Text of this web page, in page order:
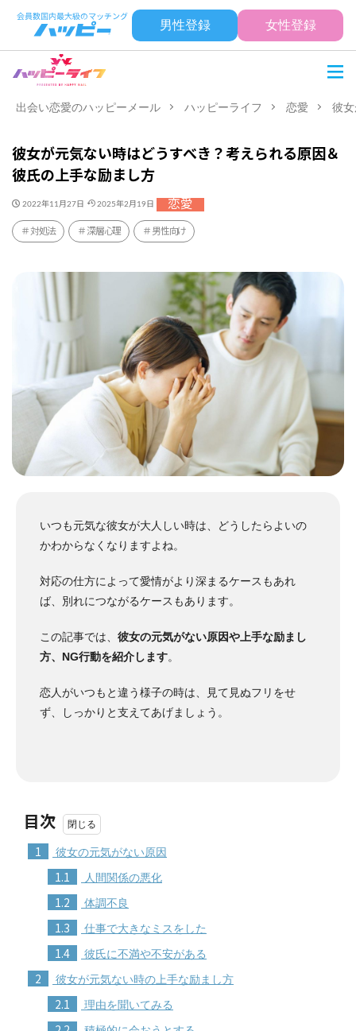
男性登録 女性登録
出会い恋愛のハッピーメール ハッピーライフ 恋愛 彼
彼女が元気ない時はどうすべき？考えられる原因＆
彼氏の上手な励まし方
2022年11月27日 2025年2月19日 恋愛
対処法 深層心理 男性向け
いつも元気な彼女が大人しい時は、どうしたらよいの
かわからなくなりますよね。
対応の仕方によって愛情がより深まるケースもあれ
ば、別れにつながるケースもあります。
この記事では、 彼女の元気がない原因や上手な励まし
方、NG行動を紹介します。
恋人がいつもと違う様子の時は、見て見ぬフリをせ
ず、しっかりと支えてあげましょう。
目次
1 彼女の元気がない原因
1.1 人間関係の悪化
1.2 体調不良
1.3 仕事で大きなミスをした
1.4 彼氏に不満や不安がある
2 彼女が元気ない時の上手な励まし方
2.1 理由を聞いてみる